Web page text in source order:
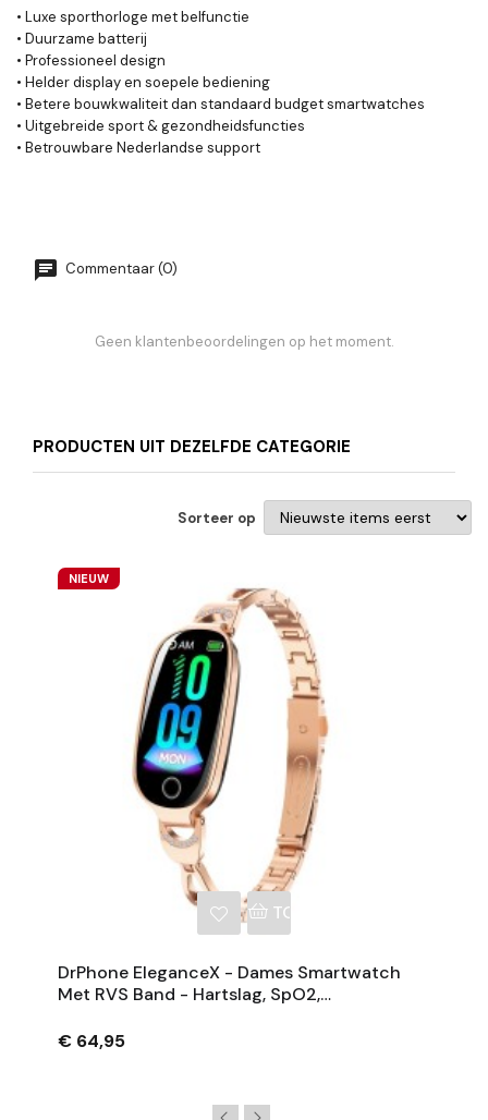
• Luxe sporthorloge met belfunctie
• Duurzame batterij
• Professioneel design
• Helder display en soepele bediening
• Betere bouwkwaliteit dan standaard budget smartwatches
• Uitgebreide sport & gezondheidsfuncties
• Betrouwbare Nederlandse support
Commentaar (0)
Geen klantenbeoordelingen op het moment.
PRODUCTEN UIT DEZELFDE CATEGORIE
Sorteer op
NIEUW
TOEVOEGEN AAN
DrPhone EleganceX - Dames Smartwatch
Met RVS Band - Hartslag, SpO2,
Rose Goud
€ 64,95